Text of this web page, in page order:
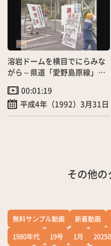
溶岩ドームを横目でにらみな
がら～県道「愛野島原線」２
00:01:19
平成4年（1992）3月31日
その他の
無料サンプル動画 新着動画
1980年代
19号 1月